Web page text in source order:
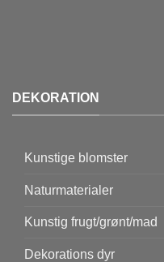
DEKORATION
Kunstige blomster
Naturmaterialer
Kunstig frugt/grønt/mad
Dekorations dyr